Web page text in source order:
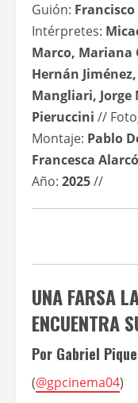
Guión:
Intérpretes:
Marco, Mariana
Hernán
Mangliari,
Pieruccini //
Montaje: Pablo
Francesca
Año: 2025//
UNA FARSA
ENCUENTRA
Por Gabriel
(@gpcinema04)